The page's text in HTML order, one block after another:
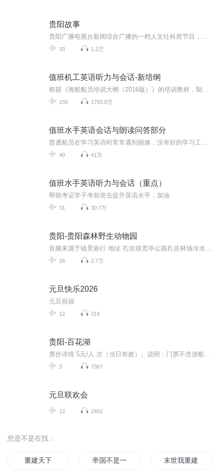
贵阳故事
33 1.2万
值班机工英语听力与会话-新培纲
155 1793.8万
值班水手英语会话与朗读问答部分
40 41万
值班水手英语听力与会话（重点）
帮助考证学子考前突击提升英语水平，加油
31 30.7万
贵阳-贵阳森林野生动物园
26 2.7万
元旦快乐2026
元旦祝福
12 319
贵阳-百花湖
3 7367
元旦联欢会
12 2402
您是不是在找：
重建天下 帝国不是一天建成的 末世我重建帝国